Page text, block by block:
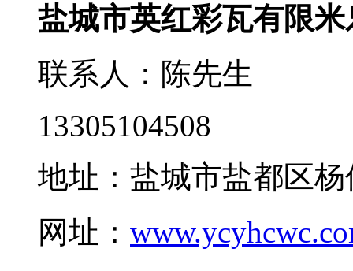
盐城市英红彩瓦有限
联系人：陈先生
13305104508
地址：盐城市盐都区
网址：